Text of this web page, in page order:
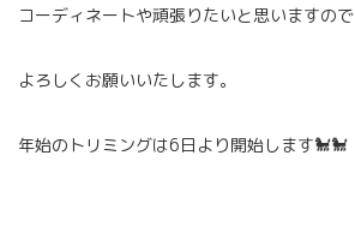
コーディネートや頑張りたいと思いますので
よろしくお願いいたします。
年始のトリミングは6日より開始します🐩🐩